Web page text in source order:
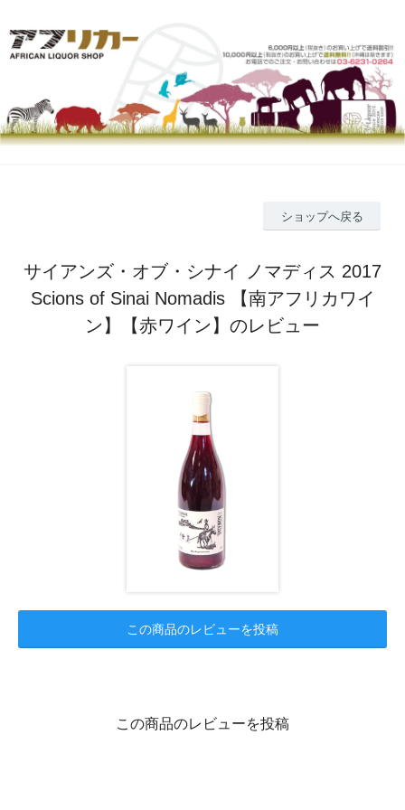
ショップへ戻る
サイアンズ・オブ・シナイ ノマディス 2017
Scions of Sinai Nomadis 【南アフリカワイ
ン】【赤ワイン】のレビュー
この商品のレビューを投稿
この商品のレビューを投稿